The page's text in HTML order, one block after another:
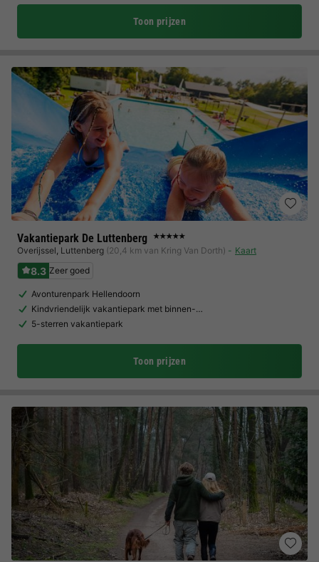
Toon prijzen
Vakantiepark De Luttenberg ★★★★★
Overijssel, Luttenberg (20,4 km van Kring Van Dorth) Kaart
8.3 Zeer goed
Avonturenpark Hellendoorn
Kindvriendelijk vakantiepark met binnen-…
5-sterren vakantiepark
Toon prijzen